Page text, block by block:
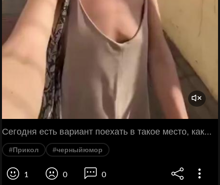
Сегодня есть вариант поехать в такое место, как...
#Прикол #черныйюмор
1 0 0